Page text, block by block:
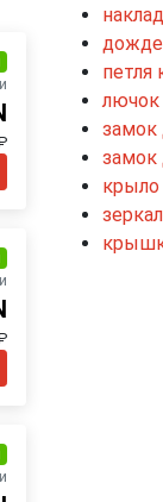
петля
лючок
замок
замок
крыло